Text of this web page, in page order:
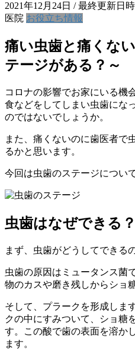
2021年12月24日 / 最終更新日
医院 お役立ち情報
痛い虫歯と痛くな
テージがある？～
コロナの影響でお家にいる機
食などをしてしまい虫歯にな
のではないでしょうか。
また、痛くないのに歯医者で
るかと思います。
今回は虫歯のステージについ
虫歯はなぜできる？
まず、虫歯がどうしてできる
虫歯の原因はミュータンス菌
物のカスや磨き残しからショ
そして、プラークを形成しま
クの中にすみついて、ショ糖
す。この酸で歯の表面を溶か
ます。